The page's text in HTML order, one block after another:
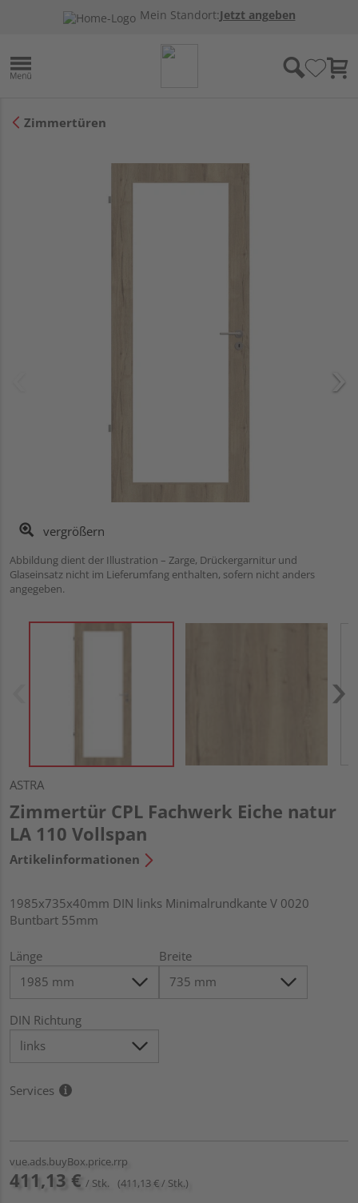
Mein Standort:Jetzt angeben
Zimmertüren
vergrößern
Abbildung dient der Illustration – Zarge, Drückergarnitur und
Glaseinsatz nicht im Lieferumfang enthalten, sofern nicht anders
angegeben.
ASTRA
Zimmertür CPL Fachwerk Eiche natur
LA 110 Vollspan
Artikelinformationen
1985x735x40mm DIN links Minimalrundkante V 0020
Buntbart 55mm
Länge Breite
DIN Richtung
Services
vue.ads.buyBox.price.rrp
411,13 € / Stk. (411,13 € / Stk.)